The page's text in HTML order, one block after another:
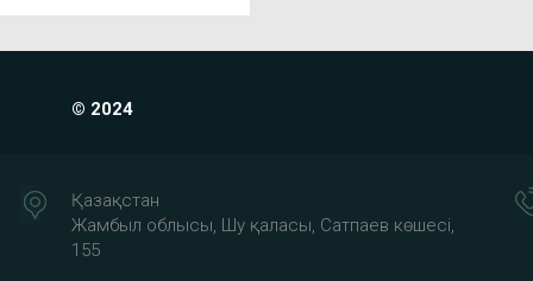
© 2024
Қазақстан
Жамбыл облысы, Шу қаласы, Сатпаев көшесі,
155